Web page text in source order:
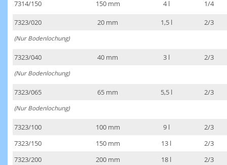
7314/150
150 mm 4 l 1/4
7323/020 20 mm 1,5 l 2/3
(Nur Bodenlochung)
7323/040 40 mm 3 l 2/3
(Nur Bodenlochung)
7323/065 65 mm 5,5 l 2/3
(Nur Bodenlochung)
7323/100 100 mm 9 l
2/3
7323/150
150 mm 13 l
2/3
7323/200
200 mm 18 l 2/3